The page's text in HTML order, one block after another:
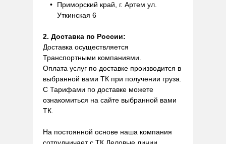
Приморский край, г. Артем ул.
Уткинская 6
2. Доставка по России:
Доставка осуществляется
Транспортными компаниями.
Оплата услуг по доставке производится в
выбранной вами ТК при получении груза.
С Тарифами по доставке можете
ознакомиться на сайте выбранной вами
ТК.
На постоянной основе наша компания